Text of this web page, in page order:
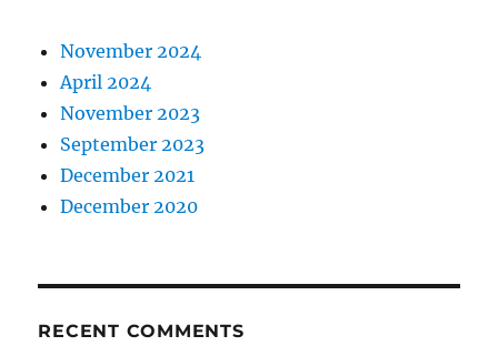
November 2024
April 2024
November 2023
September 2023
December 2021
December 2020
RECENT COMMENTS